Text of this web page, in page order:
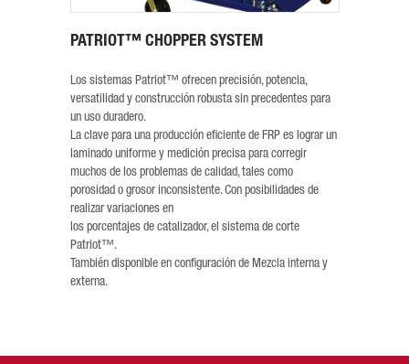
PATRIOT™ CHOPPER SYSTEM
Los sistemas Patriot™ ofrecen precisión, potencia,
versatilidad y construcción robusta sin precedentes para
un uso duradero.
La clave para una producción eficiente de FRP es lograr un
laminado uniforme y medición precisa para corregir
muchos de los problemas de calidad, tales como
porosidad o grosor inconsistente. Con posibilidades de
realizar variaciones en
los porcentajes de catalizador, el sistema de corte
Patriot™.
También disponible en configuración de Mezcla interna y
externa.